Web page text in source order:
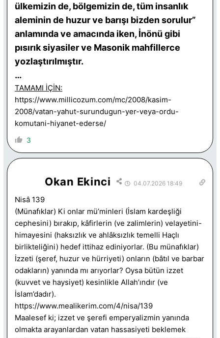
ülkemizin de, bölgemizin de, tüm insanlık
aleminin de huzur ve barışı bizden sorulur”
anlamında ve amacında iken, İnönü gibi
pısırık siyasiler ve Masonik mahfillerce
yozlaştırılmıştır.
…
TAMAMI İÇİN:
https://www.millicozum.com/mc/2008/kasim-
2008/vatan-yahut-surundugun-yer-veya-ordu-
komutani-hiyanet-ederse/
3
Okan Ekinci 04.07.2026 18:49
Nisâ 139
(Münafıklar) Ki onlar mü’minleri (İslam kardeşliği
cephesini) bırakıp, kâfirlerin (ve zalimlerin) velayetini-
himayesini (haksızlık ve ahlâksızlık temelli Haçlı
birlikteliğini) hedef ittihaz ediniyorlar. (Bu münafıklar)
İzzeti (şeref, huzur ve hürriyeti) onların (bâtıl ve barbar
odakların) yanında mı arıyorlar? Oysa bütün izzet
(kuvvet ve haysiyet) kesinlikle Allah’ındır (ve
İslam’dadır).
https://www.mealikerim.com/4/nisa/139
Maalesef ki; izzet ve şerefi emperyalizmin yanında
olmakta arayanlardan vatan hassasiyeti beklemek